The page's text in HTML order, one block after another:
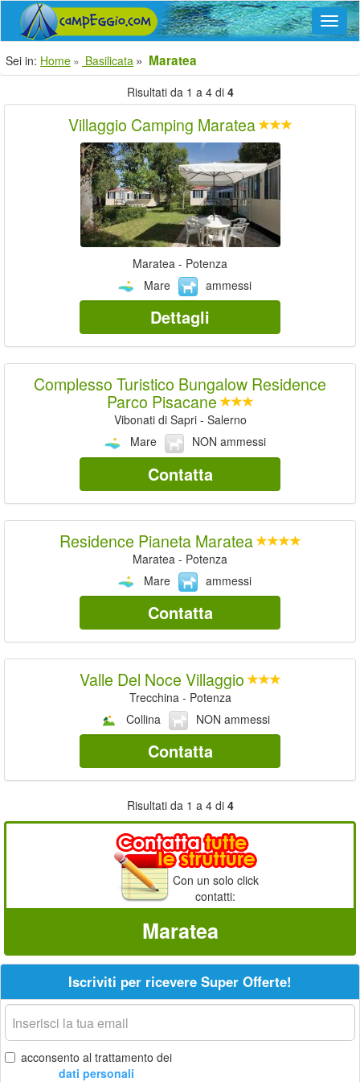
Sei in: Home Basilicata Maratea
Risultati da 1 a 4 di 4
Villaggio Camping Maratea
Maratea - Potenza
Mare
ammessi
Dettagli
Complesso Turistico Bungalow Residence
Parco Pisacane
Vibonati di Sapri - Salerno
Mare
NON ammessi
Contatta
Residence Pianeta Maratea
Maratea - Potenza
Mare
ammessi
Contatta
Valle Del Noce Villaggio
Trecchina - Potenza
Collina
NON ammessi
Contatta
Risultati da 1 a 4 di 4
Con un solo click
contatti:
Maratea
Iscriviti per ricevere Super Offerte!
La
tua
email
acconsento al trattamento dei
dati personali